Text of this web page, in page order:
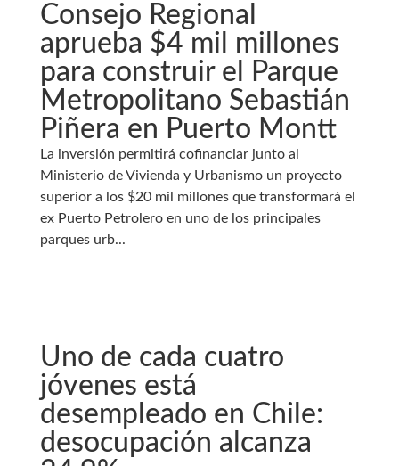
Consejo Regional
aprueba $4 mil millones
para construir el Parque
Metropolitano Sebastián
Piñera en Puerto Montt
La inversión permitirá cofinanciar junto al
Ministerio de Vivienda y Urbanismo un proyecto
superior a los $20 mil millones que transformará el
ex Puerto Petrolero en uno de los principales
parques urb...
Uno de cada cuatro
jóvenes está
desempleado en Chile:
desocupación alcanza